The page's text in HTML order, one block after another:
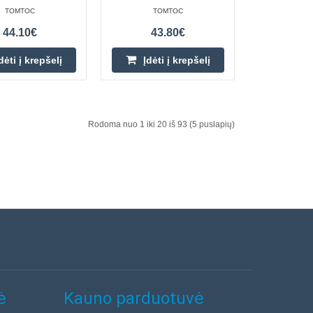
kišenių išdėsty..
Pridėti prie pageidavimų
sąrašo
Rinkitės „..
TOMTOC
44.10€
į krepšelį
TOMTOC
43.80€
Įdėti į krepšelį
Rodoma nuo 1 iki 20 iš 93 (5 puslapių)
Kauno parduotuvė